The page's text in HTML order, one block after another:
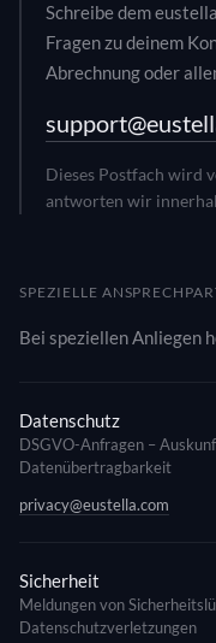
Schreibe dem
Fragen zu deinem
Abrechnung oder
Dieses Postfach wird
antworten wir
SPEZIELLE
Bei speziellen Anliegen
Datenschutz
DSGVO-Anfragen –
Datenübertragbarkeit
privacy@eustella.com
Sicherheit
Meldungen von
Datenschutzverletzungen